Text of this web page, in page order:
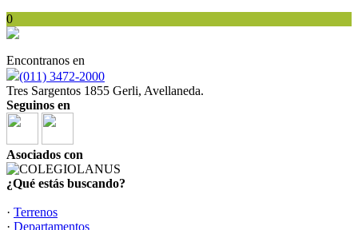
0
Encontranos en
(011) 3472-2000
Tres Sargentos 1855 Gerli, Avellaneda.
Seguinos en
Asociados con
¿Qué estás buscando?
· Terrenos
· Departamentos